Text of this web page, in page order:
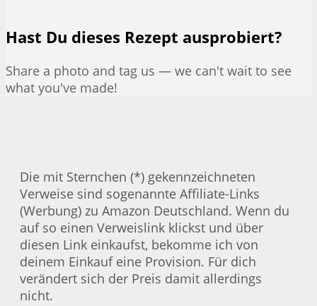
Hast Du dieses Rezept ausprobiert?
Share a photo and tag us — we can't wait to see
what you've made!
Die mit Sternchen (*) gekennzeichneten
Verweise sind sogenannte Affiliate-Links
(Werbung) zu Amazon Deutschland. Wenn du
auf so einen Verweislink klickst und über
diesen Link einkaufst, bekomme ich von
deinem Einkauf eine Provision. Für dich
verändert sich der Preis damit allerdings
nicht.